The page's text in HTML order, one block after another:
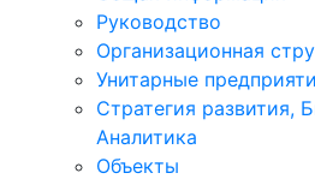
Руководство
Организационная
Унитарные
Стратегия развития,
Аналитика
Объекты